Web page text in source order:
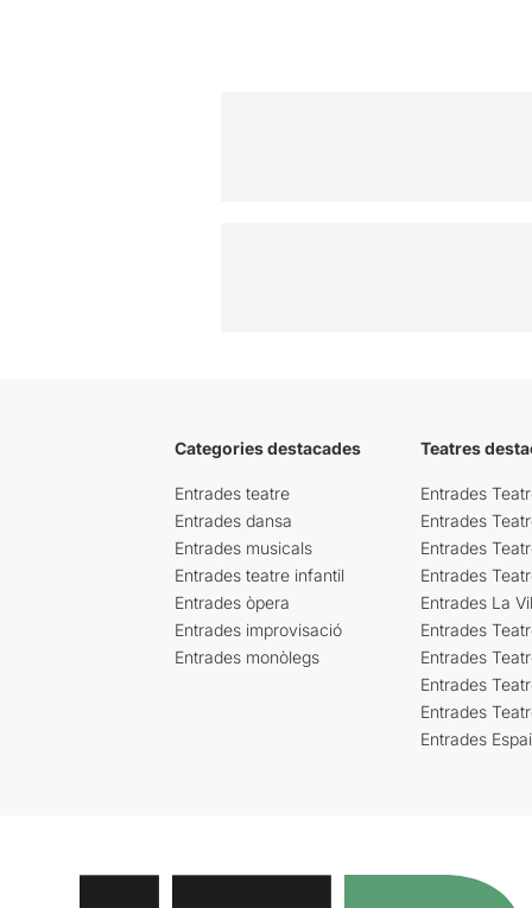
Categories destacades
Entrades teatre
Entrades dansa
Entrades musicals
Entrades teatre infantil
Entrades òpera
Entrades improvisació
Entrades monòlegs
Teatres
Entrades
Entrades
Entrades
Entrades
Entrades La
Entrades
Entrades
Entrades
Entrades
Entrades